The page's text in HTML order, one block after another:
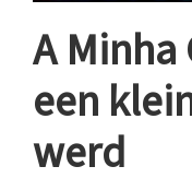
A Minha
een
werd